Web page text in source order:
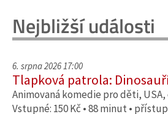
Nejbližší události
6. srpna 2026 17:00
Tlapková patrola:
Animovaná komedie pro děti, USA,
Vstupné: 150 Kč • 88 minut •